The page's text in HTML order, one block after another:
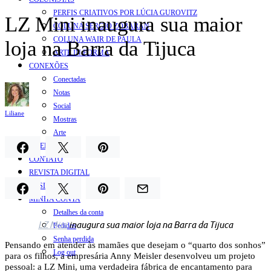
PERFIS CRIATIVOS POR LÚCIA GUROVITZ
COLUNA SERGIO ZOBARAN
COLUNA WAIR DE PAULA
ARTE.IN.FORMA
CONEXÕES
Conectadas
Notas
Social
Mostras
Arte
QUEM SOMOS
CONTATO
REVISTA DIGITAL
ASSINE
MINHA CONTA
Detalhes da conta
Pedidos
Senha perdida
Log out
LZ Mini inaugura sua maior
loja na Barra da Tijuca
Liliane
LZ Miniinaugura sua maior loja na Barra da Tijuca
Pensando em atender às mamães que desejam o “quarto dos sonhos”
para os filhos, a empresária Anny Meisler desenvolveu um projeto
pessoal: a LZ Mini, uma verdadeira fábrica de encantamento para